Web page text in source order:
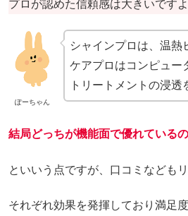
プロが認めた信頼感は大きいですよ
ぽーちゃん
シャインプロは、温熱
ケアプロはコンピュー
トリートメントの浸透
結局どっちが機能面で優れている
といいう点ですが、口コミなども
それぞれ効果を発揮しており満足